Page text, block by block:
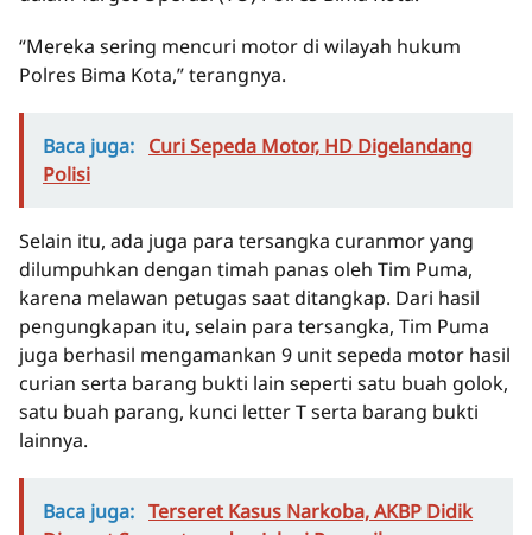
“Mereka sering mencuri motor di wilayah hukum
Polres Bima Kota,” terangnya.
Baca juga: Curi Sepeda Motor, HD Digelandang
Polisi
Selain itu, ada juga para tersangka curanmor yang
dilumpuhkan dengan timah panas oleh Tim Puma,
karena melawan petugas saat ditangkap. Dari hasil
pengungkapan itu, selain para tersangka, Tim Puma
juga berhasil mengamankan 9 unit sepeda motor hasil
curian serta barang bukti lain seperti satu buah golok,
satu buah parang, kunci letter T serta barang bukti
lainnya.
Baca juga: Terseret Kasus Narkoba, AKBP Didik